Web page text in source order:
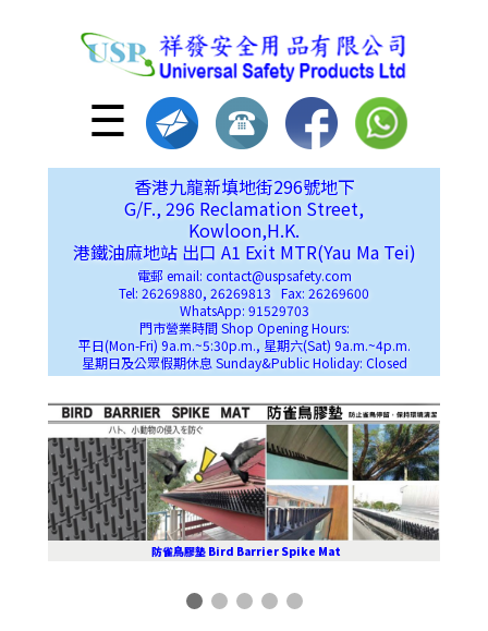
☰
香港九龍新填地街296號地下
G/F., 296 Reclamation Street,
Kowloon,H.K.
港鐵油麻地站 出口 A1 Exit MTR(Yau Ma Tei)
電郵 email: contact@uspsafety.com
Tel: 26269880, 26269813 Fax: 26269600
WhatsApp: 91529703
門市營業時間 Shop Opening Hours:
平日(Mon-Fri) 9a.m.~5:30p.m., 星期六(Sat) 9a.m.~4p.m.
星期日及公眾假期休息 Sunday&Public Holiday: Closed
防雀鳥膠墊 Bird Barrier Spike Mat